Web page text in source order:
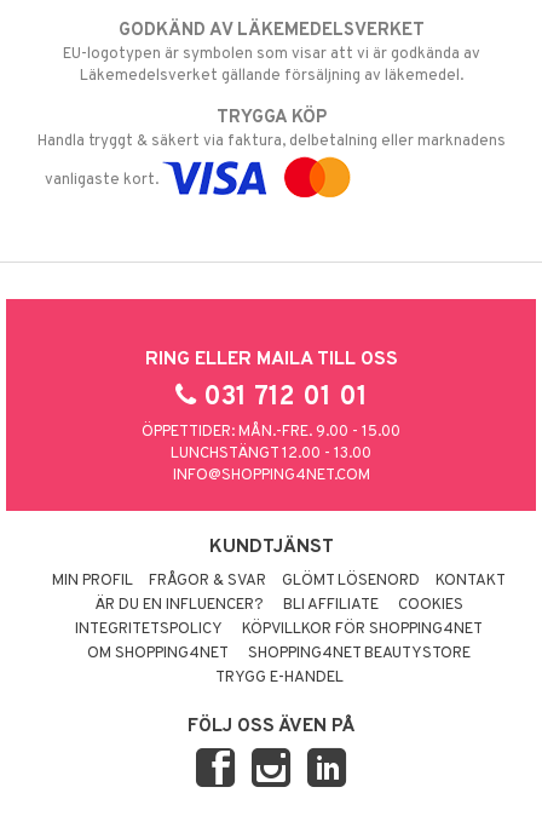
GODKÄND AV LÄKEMEDELSVERKET
EU-logotypen är symbolen som visar att vi är godkända av
Läkemedelsverket gällande försäljning av läkemedel.
TRYGGA KÖP
Handla tryggt & säkert via faktura, delbetalning eller marknadens
vanligaste kort.
RING ELLER MAILA TILL OSS
031 712 01 01
ÖPPETTIDER: MÅN.-FRE. 9.00 - 15.00
LUNCHSTÄNGT 12.00 - 13.00
INFO@SHOPPING4NET.COM
KUNDTJÄNST
MIN PROFIL FRÅGOR & SVAR GLÖMT LÖSENORD
KONTAKT
ÄR DU EN INFLUENCER?
BLI AFFILIATE
COOKIES
INTEGRITETSPOLICY
KÖPVILLKOR FÖR SHOPPING4NET
OM SHOPPING4NET
SHOPPING4NET BEAUTYSTORE
TRYGG E-HANDEL
FÖLJ OSS ÄVEN PÅ